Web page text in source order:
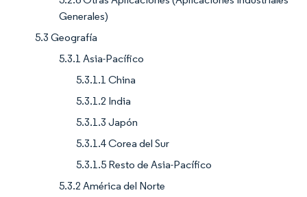
Generales)
5.3 Geografía
5.3.1 Asia-Pacífico
5.3.1.1 China
5.3.1.2 India
5.3.1.3 Japón
5.3.1.4 Corea del Sur
5.3.1.5 Resto de Asia-Pacífico
5.3.2 América del Norte